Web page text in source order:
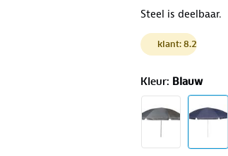
Steel is deelbaar.
klant: 8.2
Kleur: Blauw